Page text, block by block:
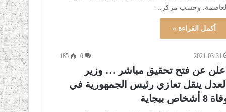
العاصمة. وحسب مركز…
أكمل القراءة »
2021-03-31
0
185
أعلن عن فتح تحقيق مباشر … وزير
العدل ينقل تعازي رئيس الجمهورية في
8 أشخاص ببجاية